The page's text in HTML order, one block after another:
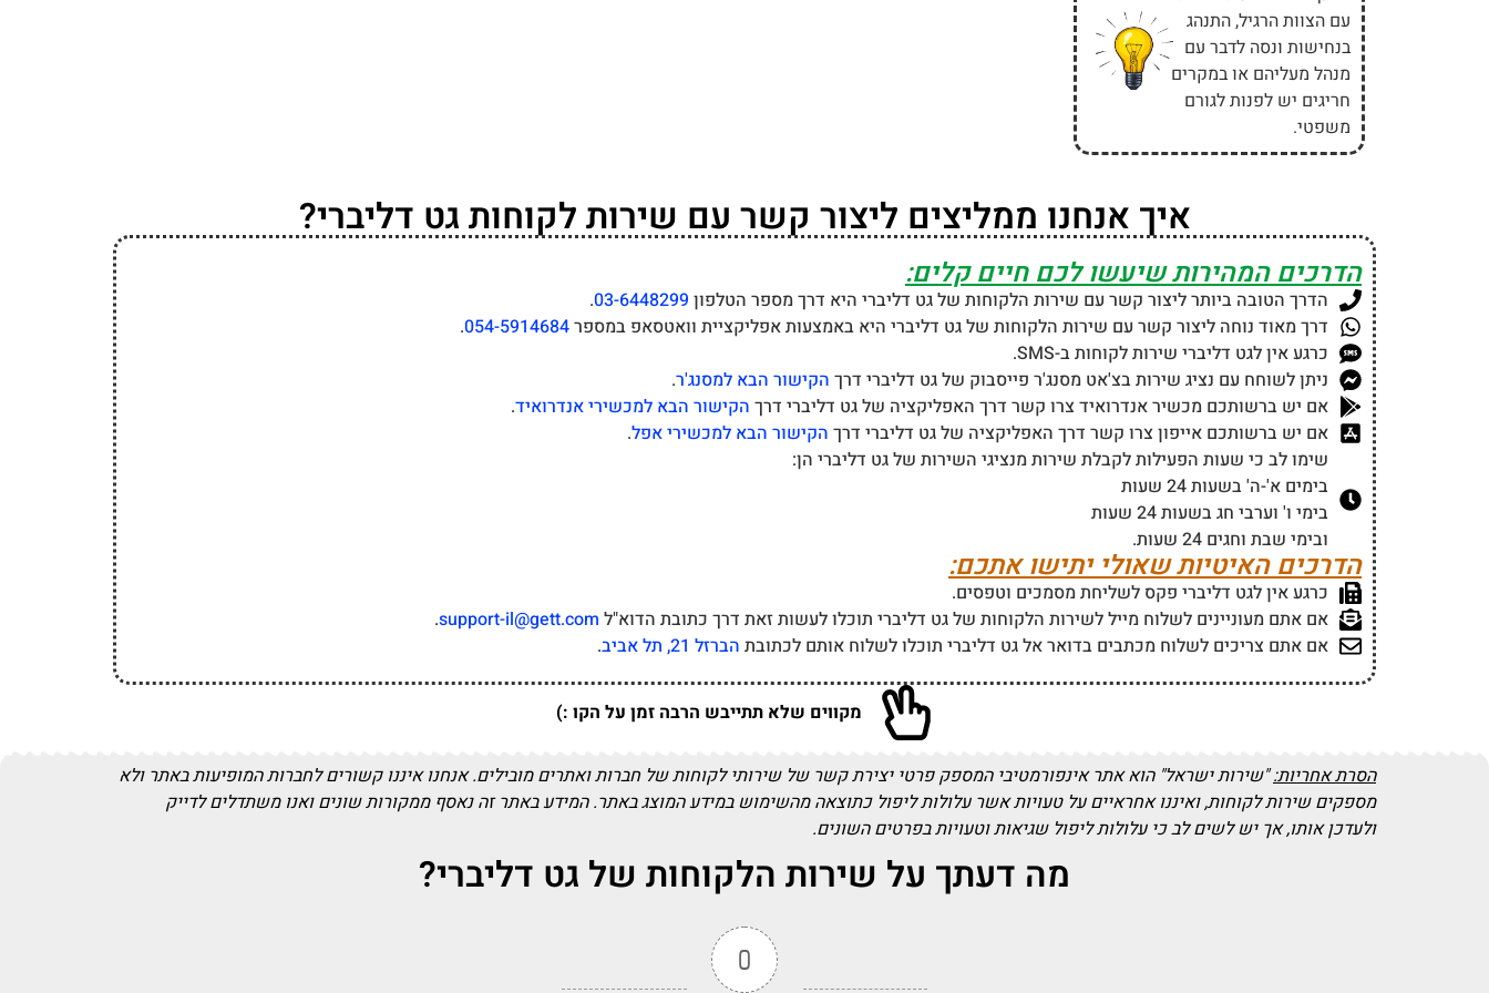
עם הצוות הרגיל, התנהג
בנחישות ונסה לדבר עם
מנהל מעליהם או במקרים
חריגים יש לפנות לגורם
משפטי.
איך אנחנו ממליצים ליצור קשר עם שירות לקוחות גט דליברי?
הדרכים המהירות שיעשו לכם חיים קלים:
הדרך הטובה ביותר ליצור קשר עם שירות הלקוחות של גט דליברי היא דרך מספר הטלפון 03-6448299
.
דרך מאוד נוחה ליצור קשר עם שירות הלקוחות של גט דליברי היא באמצעות אפליקציית וואטסאפ במספר054-5914684
.
כרגע אין לגט דליברי שירות לקוחות ב-SMS.
ניתן לשוחח עם נציג שירות בצ'אט מסנג'ר פייסבוק של גט דליברי דרך הקישור הבא למסנג'ר.
אם יש ברשותכם מכשיר אנדרואיד צרו קשר דרך האפליקציה של גט דליברי דרך הקישור הבא למכשירי אנדרואיד.
אם יש ברשותכם אייפון צרו קשר דרך האפליקציה של גט דליברי דרך הקישור הבא למכשירי אפל.
שימו לב כי שעות הפעילות לקבלת שירות מנציגי השירות של גט דליברי הן:
בימים א'-ה' בשעות 24 שעות
בימי ו' וערבי חג בשעות 24 שעות
ובימי שבת וחגים 24 שעות.
הדרכים האיטיות שאולי יתישו אתכם:
כרגע אין לגט דליברי פקס לשליחת מסמכים וטפסים.
אם אתם מעוניינים לשלוח מייל לשירות הלקוחות של גט דליברי תוכלו לעשות זאת דרך כתובת הדוא"ל support-il@gett.com
.
אם אתם צריכים לשלוח מכתבים בדואר אל גט דליברי תוכלו לשלוח אותם לכתובת הברזל 21, תל אביב .
מקווים שלא תתייבש הרבה זמן על הקו :)
הסרת אחריות:"שירות ישראל" הוא אתר אינפורמטיבי המספק פרטי יצירת קשר של שירותי לקוחות של חברות ואתרים מובילים. אנחנו איננו קשורים לחברות המופיעות באתר ולא
מספקים שירות לקוחות, ואיננו אחראיים על טעויות אשר עלולות ליפול כתוצאה מהשימוש במידע המוצג באתר. המידע באתר זה נאסף ממקורות שונים ואנו משתדלים לדייק
ולעדכן אותו, אך יש לשים לב כי עלולות ליפול שגיאות וטעויות בפרטים השונים.
מה דעתך על שירות הלקוחות של גט דליברי?
0